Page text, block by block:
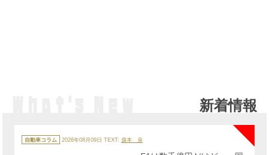
新着情報
テ
ゴ
自動車コラム 2026年08月09日 TEXT: 廣本 泉
NEW